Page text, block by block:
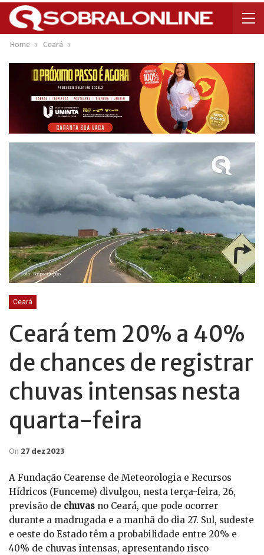
Home Ceará
Ceará
Ceará tem 20% a 40%
de chances de registrar
chuvas intensas nesta
quarta-feira
On 27 dez 2023
A Fundação Cearense de Meteorologia e Recursos
Hídricos (Funceme) divulgou, nesta terça-feira, 26,
previsão de chuvas no Ceará, que pode ocorrer
durante a madrugada e a manhã do dia 27. Sul, sudeste
e oeste do Estado têm a probabilidade entre 20% e
40% de chuvas intensas, apresentando risco